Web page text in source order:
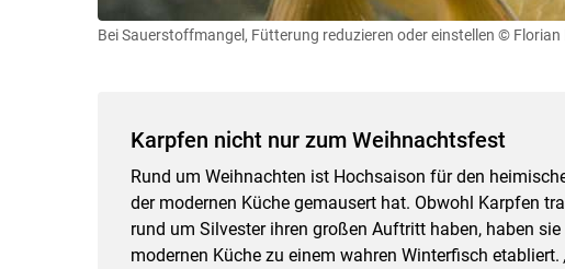
Bei Sauerstoffmangel, Fütterung reduzieren oder einstellen © Florian
Karpfen nicht nur zum Weihnachtsfest
Rund um Weihnachten ist Hochsaison für den
der modernen Küche gemausert hat. Obwohl Karpfen
rund um Silvester ihren großen Auftritt haben, haben
modernen Küche zu einem wahren Winterfisch etabliert.